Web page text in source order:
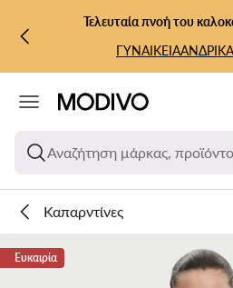
ΜΕΤΆΒΑΣΗ ΣΤΟ ΚΎΡΙΟ
ΜΕΤΆΒΑΣΗ ΣΤΗΝ ΑΝΑΖΉΤΗΣΗ
Τελευταία πνοή του
ΓΥΝΑΙΚΕΙΑΑΝΔΡΙΚΑ
Αναζήτηση μάρκας,
Καπαρντίνες
Ευκαιρία